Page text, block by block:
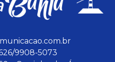
9908-5073